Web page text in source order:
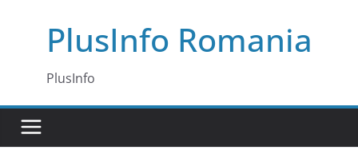
PlusInfo Romania
PlusInfo